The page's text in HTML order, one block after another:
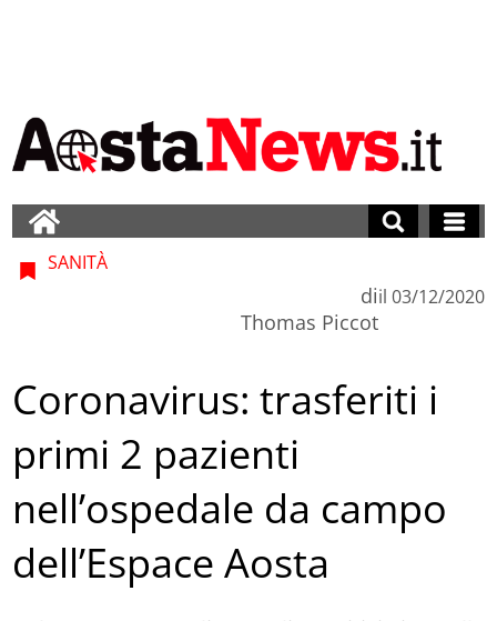
SANITÀ
di
Thomas Piccot
il 03/12/2020
Coronavirus: trasferiti i
primi 2 pazienti
nell’ospedale da campo
dell’Espace Aosta